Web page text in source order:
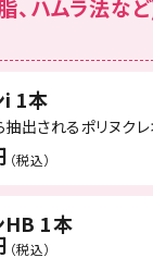
、ハムラ法な
i 1本
出されるポリヌク
（税込）
HB 1本
（税込）